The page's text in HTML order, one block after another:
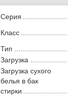
Серия
Класс
Тип
Загрузка
Загрузка сухого
белья в бак
стирки